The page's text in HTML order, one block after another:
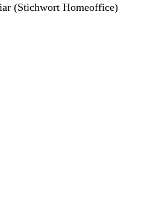
(Stichwort Homeoffice)